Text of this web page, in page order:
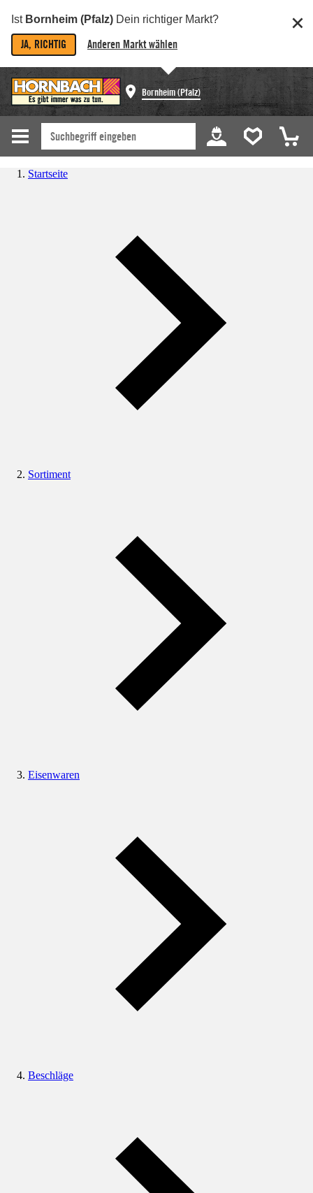
Ist Bornheim (Pfalz) Dein richtiger Markt?
JA, RICHTIG Anderen Markt wählen
Bornheim (Pfalz)
Startseite
Sortiment
Eisenwaren
Beschläge